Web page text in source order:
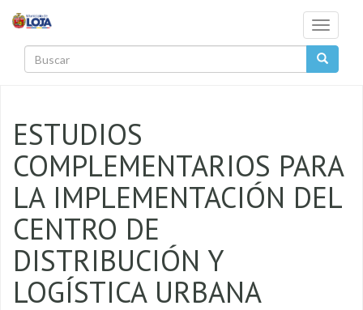
Toggle
ESTUDIOS
COMPLEMENTARIOS PARA
LA IMPLEMENTACIÓN DEL
CENTRO DE
DISTRIBUCIÓN Y
LOGÍSTICA URBANA